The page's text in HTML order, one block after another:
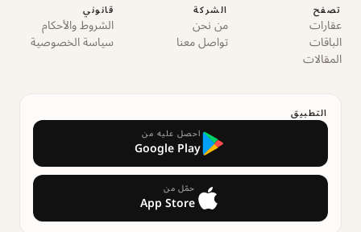
تصفح
عقارات
الباقات
المقالات
الشركة
من نحن
تواصل معنا
قانوني
الشروط والأحكام
سياسة الخصوصية
التطبيق
احصل عليه من
Google Play
حمّل من
App Store